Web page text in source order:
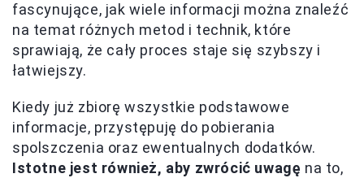
fascynujące, jak wiele informacji można znaleźć
na temat różnych metod i technik, które
sprawiają, że cały proces staje się szybszy i
łatwiejszy.
Kiedy już zbiorę wszystkie podstawowe
informacje, przystępuję do pobierania
spolszczenia oraz ewentualnych dodatków.
Istotne jest również, aby zwrócić uwagę na to,